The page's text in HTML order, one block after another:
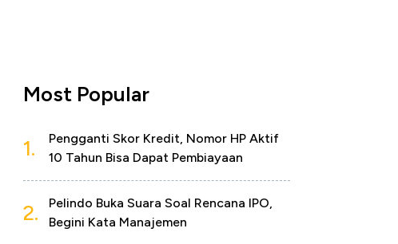
Most Popular
1.
Pengganti Skor Kredit, Nomor HP Aktif
10 Tahun Bisa Dapat Pembiayaan
2.
Pelindo Buka Suara Soal Rencana IPO,
Begini Kata Manajemen